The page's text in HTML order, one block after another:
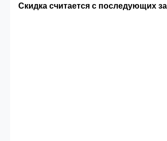
Скидка считается с последующих